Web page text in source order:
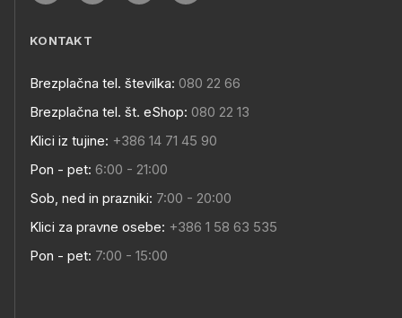
KONTAKT
Brezplačna tel. številka: 080 22 66
Brezplačna tel. št. eShop: 080 22 13
Klici iz tujine: +386 14 71 45 90
Pon - pet: 6:00 - 21:00
Sob, ned in prazniki: 7:00 - 20:00
Klici za pravne osebe: +386 1 58 63 535
Pon - pet: 7:00 - 15:00